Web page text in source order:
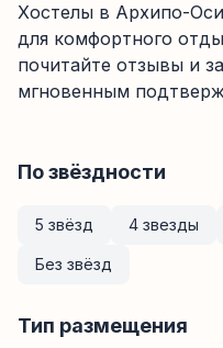
Хостелы в Архипо-
для комфортного
почитайте отзывы и
мгновенным
По звёздности
5 звёзд 4 звезды
Без звёзд
Тип размещения